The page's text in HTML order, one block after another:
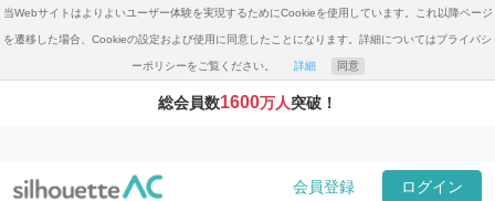
当Webサイトはよりよいユーザー体験を実現するためにCookieを使用しています。これ以降ページ
を遷移した場合、Cookieの設定および使用に同意したことになります。詳細についてはプライバシ
ーポリシーをご覧ください。 詳細 同意
総会員数1600万人突破！
会員登録 ログイン